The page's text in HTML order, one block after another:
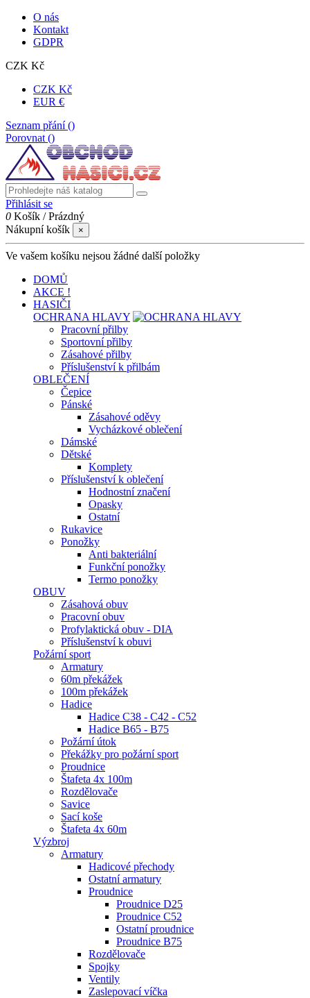
O nás
Kontakt
GDPR
CZK Kč
CZK Kč
EUR €
Seznam přání ()
Porovnat ()
Přihlásit se
0 Košík /Prázdný
Nákupní košík
×
Ve vašem košíku nejsou žádné další položky
DOMŮ
AKCE !
HASIČI
OCHRANA HLAVY
Pracovní přilby
Sportovní přilby
Zásahové přilby
Příslušenství k přilbám
OBLEČENÍ
Čepice
Pánské
Zásahové oděvy
Vycházkové oblečení
Dámské
Dětské
Komplety
Příslušenství k oblečení
Hodnostní značení
Opasky
Ostatní
Rukavice
Ponožky
Anti bakteriální
Funkční ponožky
Termo ponožky
OBUV
Zásahová obuv
Pracovní obuv
Profylaktická obuv - DIA
Příslušenství k obuvi
Požární sport
Armatury
60m překážek
100m překážek
Hadice
Hadice C38 - C42 - C52
Hadice B65 - B75
Požární útok
Překážky pro požární sport
Proudnice
Štafeta 4x 100m
Rozdělovače
Savice
Sací koše
Štafeta 4x 60m
Výzbroj
Armatury
Hadicové přechody
Ostatní armatury
Proudnice
Proudnice D25
Proudnice C52
Ostatní proudnice
Proudnice B75
Rozdělovače
Spojky
Ventily
Zaslepovací víčka